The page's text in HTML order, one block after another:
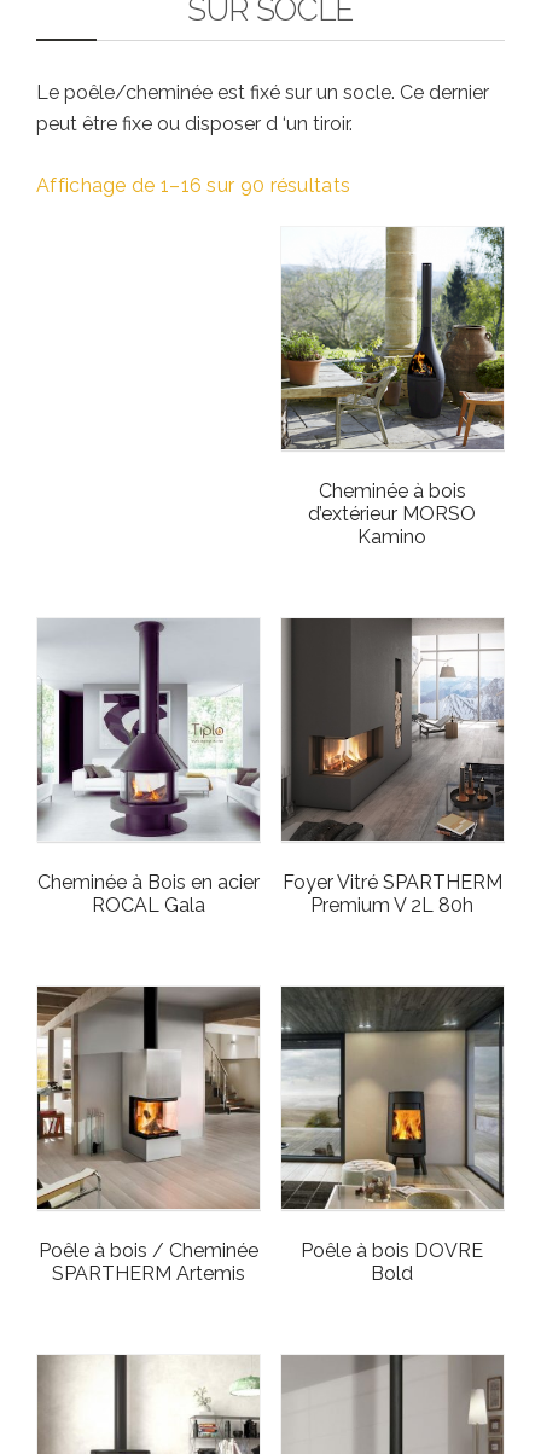
SUR SOCLE
Le poêle/cheminée est fixé sur un socle. Ce dernier
peut être fixe ou disposer d ‘un tiroir.
Affichage de 1–16 sur 90 résultats
Cheminée à bois
d’extérieur MORSO
Kamino
Cheminée à Bois en acier
ROCAL Gala
Foyer Vitré SPARTHERM
Premium V 2L 80h
Poêle à bois / Cheminée
SPARTHERM Artemis
Poêle à bois DOVRE
Bold